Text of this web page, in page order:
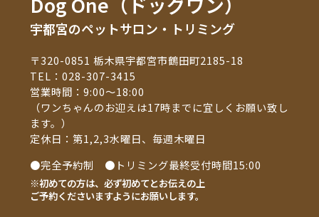
宇都宮のペットサロン・トリミング
〒320-0851 栃木県宇都宮市鶴田町2185-18
TEL：028-307-3415
営業時間：9:00～18:00
（ワンちゃんのお迎えは17時までに宜しくお願い致し
ます。）
定休日：第1,2,3水曜日、毎週木曜日
●完全予約制 ●トリミング最終受付時間15:00
※初めての方は、必ず初めてとお伝えの上
ご予約くださいますようにお願いします。